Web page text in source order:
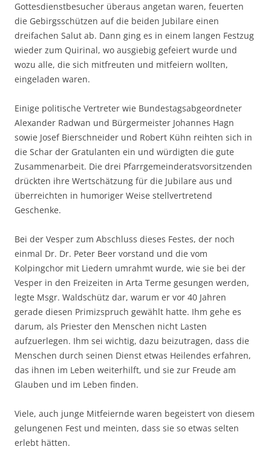
Gottesdienstbesucher überaus angetan waren, feuerten
die Gebirgsschützen auf die beiden Jubilare einen
dreifachen Salut ab. Dann ging es in einem langen Festzug
wieder zum Quirinal, wo ausgiebig gefeiert wurde und
wozu alle, die sich mitfreuten und mitfeiern wollten,
eingeladen waren.
Einige politische Vertreter wie Bundestagsabgeordneter
Alexander Radwan und Bürgermeister Johannes Hagn
sowie Josef Bierschneider und Robert Kühn reihten sich in
die Schar der Gratulanten ein und würdigten die gute
Zusammenarbeit. Die drei Pfarrgemeinderatsvorsitzenden
drückten ihre Wertschätzung für die Jubilare aus und
überreichten in humoriger Weise stellvertretend
Geschenke.
Bei der Vesper zum Abschluss dieses Festes, der noch
einmal Dr. Dr. Peter Beer vorstand und die vom
Kolpingchor mit Liedern umrahmt wurde, wie sie bei der
Vesper in den Freizeiten in Arta Terme gesungen werden,
legte Msgr. Waldschütz dar, warum er vor 40 Jahren
gerade diesen Primizspruch gewählt hatte. Ihm gehe es
darum, als Priester den Menschen nicht Lasten
aufzuerlegen. Ihm sei wichtig, dazu beizutragen, dass die
Menschen durch seinen Dienst etwas Heilendes erfahren,
das ihnen im Leben weiterhilft, und sie zur Freude am
Glauben und im Leben finden.
Viele, auch junge Mitfeiernde waren begeistert von diesem
gelungenen Fest und meinten, dass sie so etwas selten
erlebt hätten.